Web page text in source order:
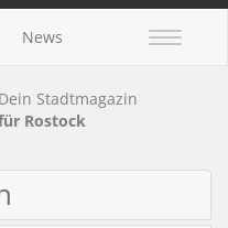
News
Dein Stadtmagazin
Rostock